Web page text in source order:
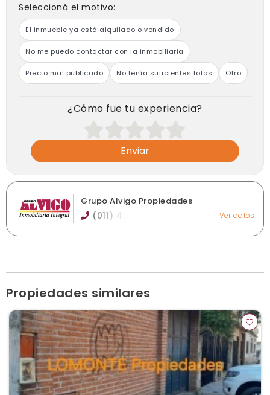
Seleccioná el motivo:
El inmueble ya está alquilado o vendido
No me puedo contactar con la inmobiliaria
Precio mal publicado No tenía suficientes fotos Otro
¿Cómo fue tu experiencia?
Enviar
Grupo Alvigo Propiedades
(011) 42 Ver datos
Ver publicaciones de la inmobiliaria
Propiedades similares